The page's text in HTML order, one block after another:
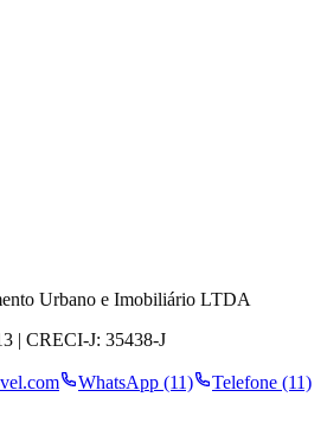
Urbano e Imobiliário LTDA
| CRECI-J: 35438-J
WhatsApp (11)
Telefone (11)